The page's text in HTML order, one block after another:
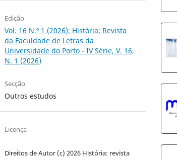
Edição
Vol. 16 N.º 1 (2026): História: Revista
da Faculdade de Letras da
Universidade do Porto - IV Série, V. 16,
N. 1 (2026)
Secção
Outros estudos
Licença
Direitos de Autor (c) 2026 História: revista